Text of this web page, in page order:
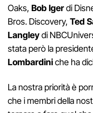
Oaks, Bob Igerdi
Bros. Discovery, Ted
Langleydi
stata però la
Lombardiniche ha
La nostra priorità è
che i membri della